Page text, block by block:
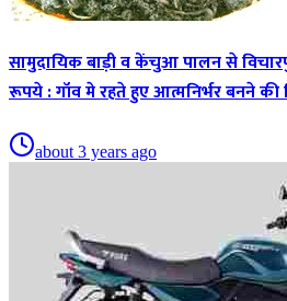
सामुदायिक बाड़ी व केंचुआ पालन से
रूपये : गॉव मे रहते हुए आत्मनिर्भर बनने
about 3 years ago